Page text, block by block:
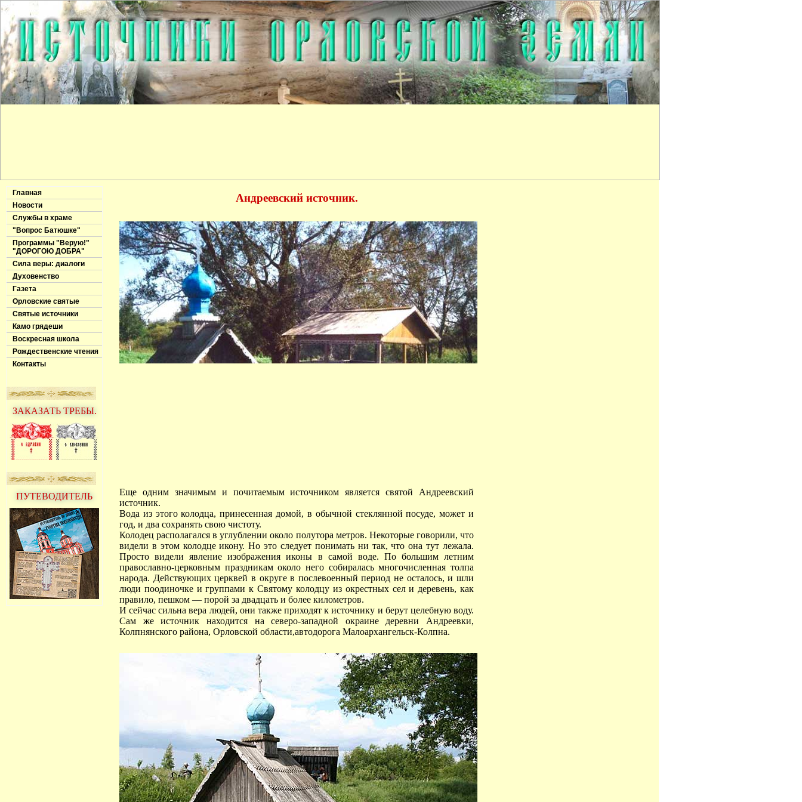
Главная
Новости
Службы в храме
"Вопрос Батюшке"
Программы "Верую!"
"ДОРОГОЮ ДОБРА"
Сила веры: диалоги
Духовенство
Газета
Орловские святые
Святые источники
Камо грядеши
Воскресная школа
Рождественские чтения
Контакты
ЗАКАЗАТЬ ТРЕБЫ.
ПУТЕВОДИТЕЛЬ
Андреевский источник.
Еще одним значимым и почитаемым источником является святой Андреевский
источник.
Вода из этого колодца, принесенная домой, в обычной стеклянной посуде, может и
год, и два сохранять свою чистоту.
Колодец располагался в углублении около полутора метров. Некоторые говорили, что
видели в этом колодце икону. Но это следует понимать ни так, что она тут лежала.
Просто видели явление изображения иконы в самой воде. По большим летним
православно-церковным праздникам около него собиралась многочисленная толпа
народа. Действующих церквей в округе в послевоенный период не осталось, и шли
люди поодиночке и группами к Святому колодцу из окрестных сел и деревень, как
правило, пешком — порой за двадцать и более километров.
И сейчас сильна вера людей, они также приходят к источнику и берут целебную воду.
Сам же источник находится на северо-западной окраине деревни Андреевки,
Колпнянского района, Орловской области,автодорога Малоархангельск-Колпна.